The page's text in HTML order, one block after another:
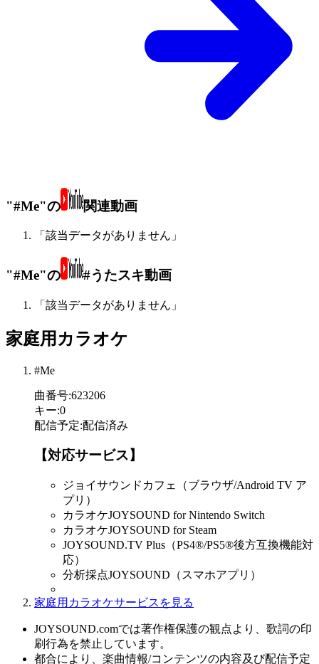
"#Me"の 関連動画
「該当データがありません」
"#Me"の #うたスキ動画
「該当データがありません」
家庭用カラオケ
#Me
曲番号:623206
キー:0
配信予定:配信済み
【対応サービス】
ジョイサウンドカフェ（ブラウザ/Android TV ア
プリ）
カラオケJOYSOUND for Nintendo Switch
カラオケJOYSOUND for Steam
JOYSOUND.TV Plus（PS4®/PS5®後方互換機能対
応）
分析採点JOYSOUND（スマホアプリ）
家庭用カラオケサービスを見る
JOYSOUND.comでは著作権保護の観点より、歌詞の印
刷行為を禁止しています。
都合により、楽曲情報/コンテンツの内容及び配信予定